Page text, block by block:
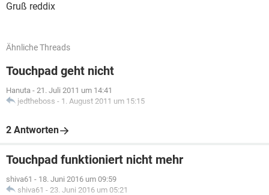
Gruß reddix
Ähnliche Threads
Touchpad geht nicht
Hanuta - 21. Juli 2011 um 14:41
jedtheboss - 1. August 2011 um 15:15
2 Antworten
Touchpad funktioniert nicht mehr
shiva61 - 18. Juni 2016 um 09:59
shiva61 - 23. Juni 2016 um 05:21